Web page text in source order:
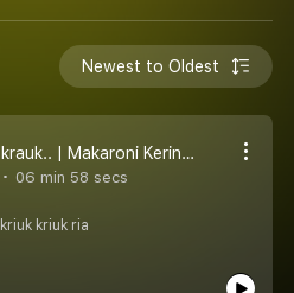
Newest to Oldest
Krauk...krauk...krauk.. | Makaroni Kering Beserta Jajarannya
06 min 58 secs
kriuk ria